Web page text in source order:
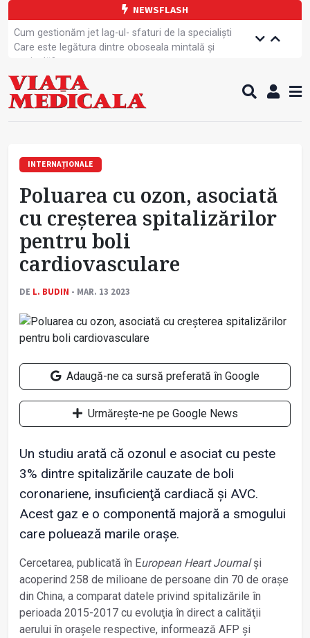
NEWSFLASH
Cum gestionăm jet lag-ul- sfaturi de la specialiști
Care este legătura dintre oboseala mintală și
caniculă?
Campanie de prevenție dedicată sportivelor
Un nou studiu pentru testarea unui vaccin împotriva
tulpinei Bundibugyo a virusului Ebola
sănătate
Demersuri pentru acces transfrontalier la date
Contractul cadru ar putea fi modificat
Comercializarea unor medicamente, blocată
temporar
INTERNAȚIONALE
Poluarea cu ozon, asociată
cu creșterea spitalizărilor
pentru boli
cardiovasculare
DE L. BUDIN - MAR. 13 2023
Adaugă-ne ca sursă preferată în Google
Urmărește-ne pe Google News
Un studiu arată că ozonul e asociat cu peste
3% dintre spitalizările cauzate de boli
coronariene, insuficienţă cardiacă şi AVC.
Acest gaz e o componentă majoră a smogului
care poluează marile oraşe.
Cercetarea, publicată în European Heart Journalşi
acoperind 258 de milioane de persoane din 70 de oraşe
din China, a comparat datele privind spitalizările în
perioada 2015-2017 cu evoluţia în direct a calităţii
aerului în oraşele respective, informează AFP și